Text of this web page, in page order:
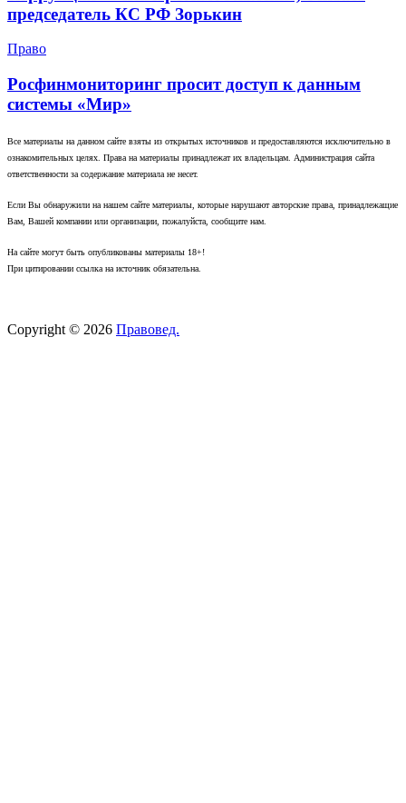
председатель КС РФ Зорькин
Право
Росфинмониторинг просит доступ к данным
системы «Мир»
Все материалы на данном сайте взяты из открытых источников и предоставляются исключительно в
ознакомительных целях. Права на материалы принадлежат их владельцам. Администрация сайта
ответственности за содержание материала не несет.
Если Вы обнаружили на нашем сайте материалы, которые нарушают авторские права, принадлежащие
Вам, Вашей компании или организации, пожалуйста, сообщите нам.
На сайте могут быть опубликованы материалы 18+!
При цитировании ссылка на источник обязательна.
Copyright © 2026 Правовед.